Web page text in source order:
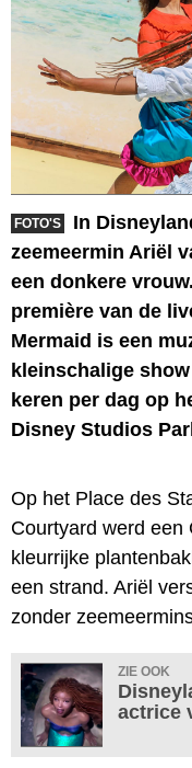
FOTO'S
In
zeemeermin Ariël
een donkere
première van de
Mermaid is een
kleinschalige
keren per dag op
Disney Studios
Op het Place des
Courtyard werd een
kleurrijke
een strand. Ariël
zonder
ZIE OOK
actrice